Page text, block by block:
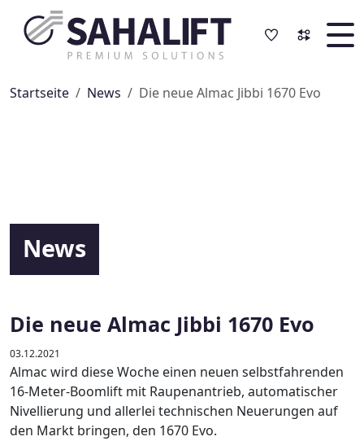
Navigation überspringen
Startseite News Die neue Almac Jibbi 1670 Evo
News
Die neue Almac Jibbi 1670 Evo
03.12.2021
Almac wird diese Woche einen neuen selbstfahrenden
16-Meter-Boomlift mit Raupenantrieb, automatischer
Nivellierung und allerlei technischen Neuerungen auf
den Markt bringen, den 1670 Evo.